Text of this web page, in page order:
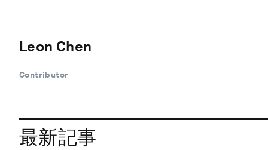
Leon Chen
Contributor
最新記事